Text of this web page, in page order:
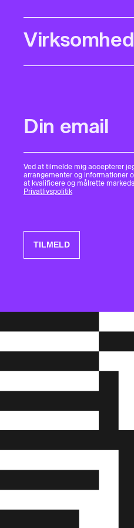
Ved at tilmelde mig accepterer
arrangementer og informationer
at kvalificere og målrette
Privatlivspolitik